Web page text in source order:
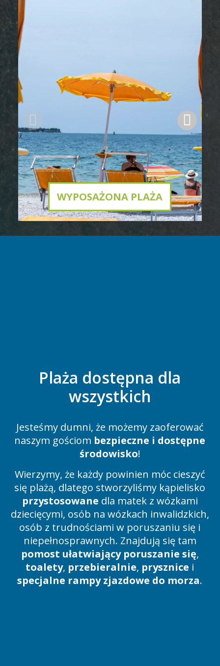
WYPOSAŻONA PLAŻA
Plaża dostępna dla
wszystkich
Jesteśmy dumni, że możemy zaoferować
naszym gościom bezpieczne i dostępne
środowisko!
Wierzymy, że każdy powinien móc cieszyć
się plażą, dlatego stworzyliśmy kąpielisko
przystosowane dla matek z wózkami
dziecięcymi, osób na wózkach inwalidzkich,
osób z trudnościami w poruszaniu się i
niepełnosprawnych. Znajdują się tam
pomost ułatwiający poruszanie się,
toalety, przebieralnie, prysznice i
specjalne rampy zjazdowe do morza.